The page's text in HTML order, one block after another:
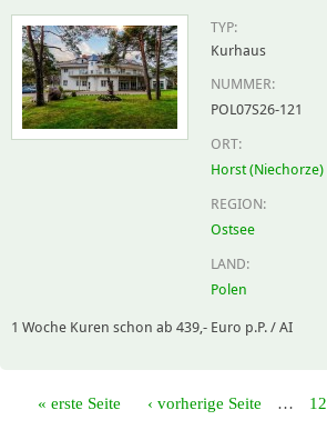
TYP:
Kurhaus
NUMMER:
POL07S26-121
ORT:
Horst (Niechorze)
REGION:
Ostsee
LAND:
Polen
1 Woche Kuren schon ab 439,- Euro p.P. / AI
« erste Seite ‹ vorherige Seite … 12